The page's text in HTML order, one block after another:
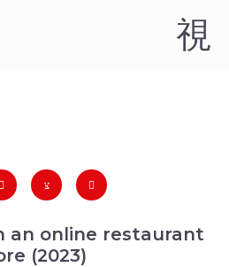
an online restaurant
(2023)